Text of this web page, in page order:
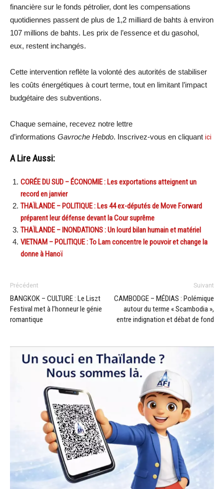
financière sur le fonds pétrolier, dont les compensations
quotidiennes passent de plus de 1,2 milliard de bahts à environ
107 millions de bahts. Les prix de l’essence et du gasohol,
eux, restent inchangés.
Cette intervention reflète la volonté des autorités de stabiliser
les coûts énergétiques à court terme, tout en limitant l’impact
budgétaire des subventions.
Chaque semaine, recevez notre lettre
d’informations Gavroche Hebdo. Inscrivez-vous en cliquant ici
A Lire Aussi:
CORÉE DU SUD – ÉCONOMIE : Les exportations atteignent un
record en janvier
THAÏLANDE – POLITIQUE : Les 44 ex-députés de Move Forward
préparent leur défense devant la Cour suprême
THAÏLANDE – INONDATIONS : Un lourd bilan humain et matériel
VIETNAM – POLITIQUE : To Lam concentre le pouvoir et change la
donne à Hanoï
Précédent
BANGKOK – CULTURE : Le Liszt
Festival met à l’honneur le génie
romantique
Suivant
CAMBODGE – MÉDIAS : Polémique
autour du terme « Scambodia »,
entre indignation et débat de fond